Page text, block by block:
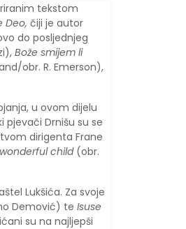
tekstom
Deo, čiji je autor
do posljednjeg
Bože smijem li
obr. R. Emerson),
u ovom dijelu
pjevači Drnišu su se
dirigenta Frane
child(obr.
Lukšića. Za svoje
Demović) te Isuse
su na najljepši